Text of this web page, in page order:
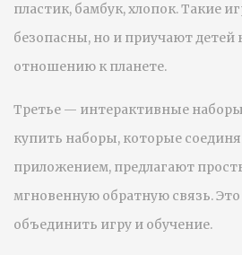
пластик, бамбук, хлопок. Такие
безопасны, но и приучают детей
отношению к планете.
Третье — интерактивные
купить наборы, которые
приложением, предлагают
мгновенную обратную связь.
объединить игру и обучение.